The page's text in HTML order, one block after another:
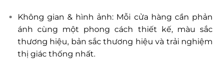
Không gian & hình ảnh: Mỗi cửa hàng cần phản
ánh cùng một phong cách thiết kế, màu sắc
thương hiệu, bản sắc thương hiệu và trải nghiệm
thị giác thống nhất.